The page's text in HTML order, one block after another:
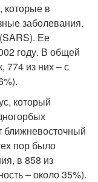
которые в
заболевания.
Ее
году. В общей
774 из них – с
который
пор было
в 858 из
– около 35%).